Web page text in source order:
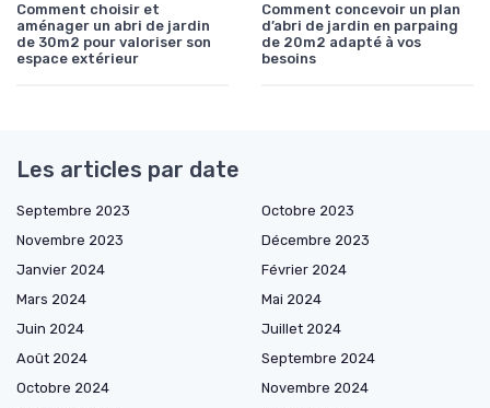
Comment choisir et
aménager un abri de jardin
de 30m2 pour valoriser son
espace extérieur
Comment concevoir un plan
d’abri de jardin en parpaing
de 20m2 adapté à vos
besoins
Les articles par date
Septembre 2023
Octobre 2023
Novembre 2023
Décembre 2023
Janvier 2024
Février 2024
Mars 2024
Mai 2024
Juin 2024
Juillet 2024
Août 2024
Septembre 2024
Octobre 2024
Novembre 2024